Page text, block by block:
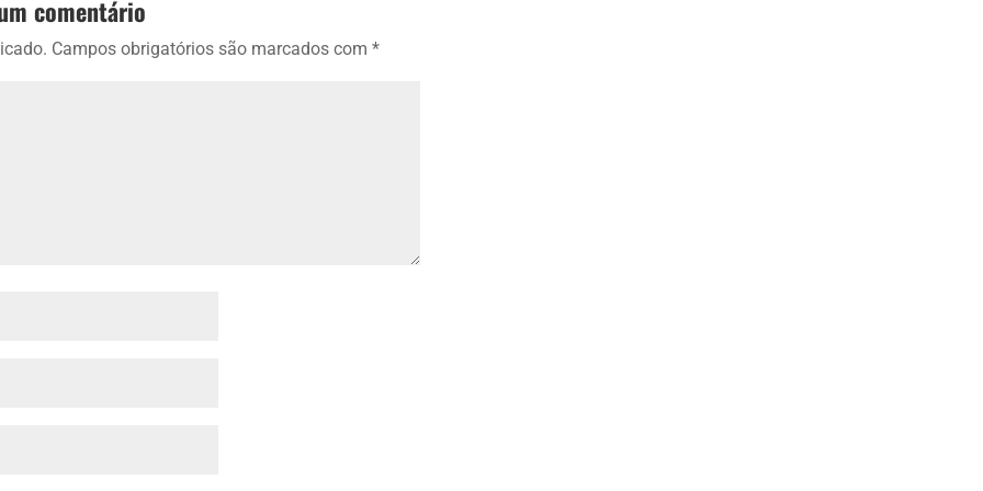
comentário
Campos obrigatórios são marcados com *